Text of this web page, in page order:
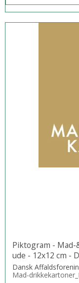
Piktogram -
ude - 12x12 cm -
Dansk
Mad-